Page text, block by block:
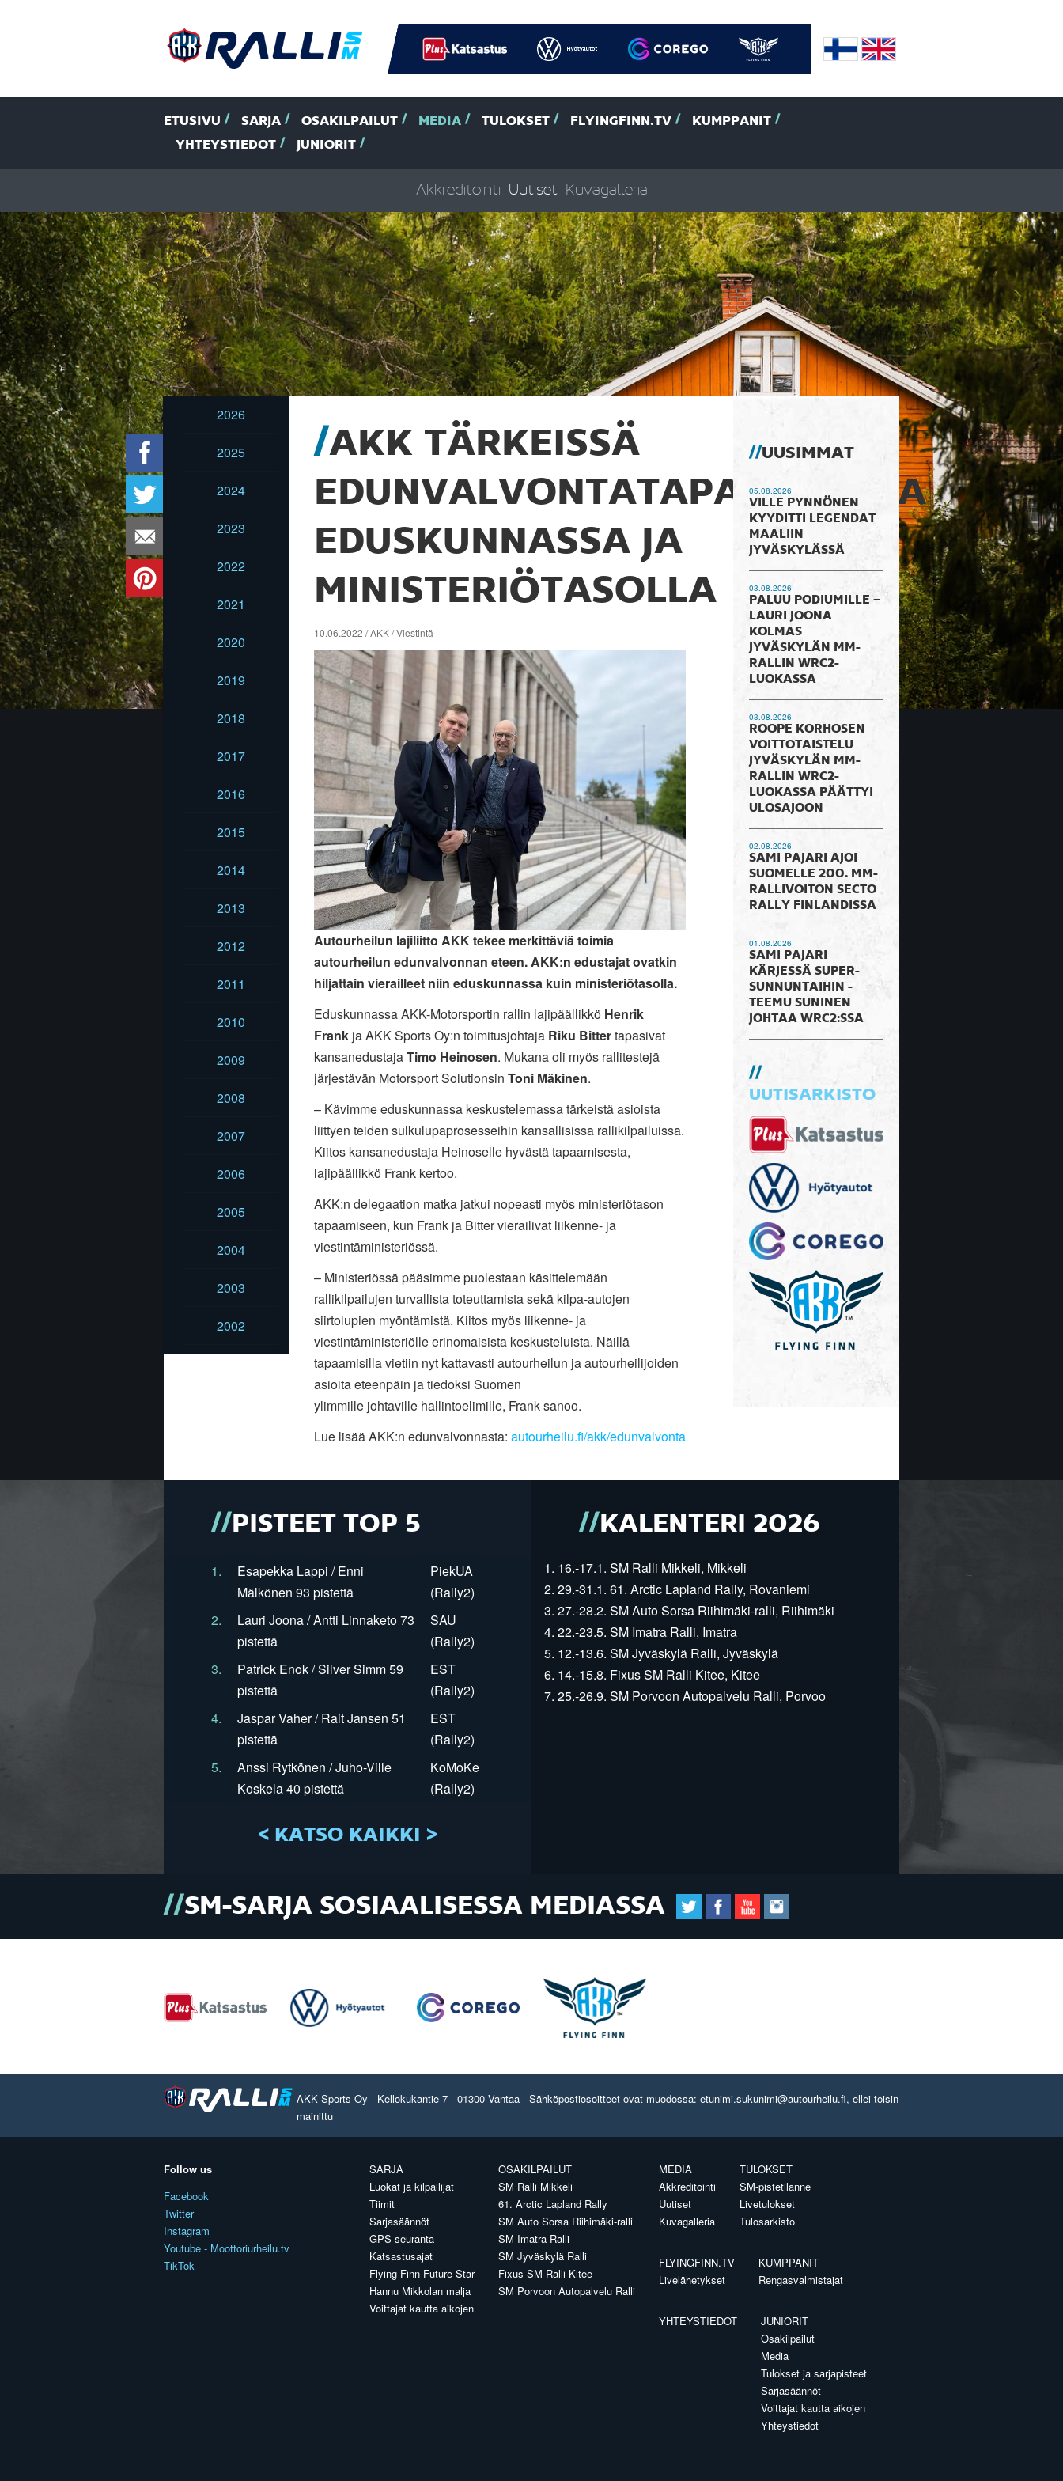
ETUSIVU SARJA OSAKILPAILUT MEDIA TULOKSET FLYINGFINN.TV
KUMPPANIT
YHTEYSTIEDOT
JUNIORIT
Akkreditointi Uutiset Kuvagalleria
2026
2025
2024
2023
2022
2021
2020
2019
2018
2017
2016
2015
2014
2013
2012
2011
2010
2009
2008
2007
2006
2005
2004
2003
2002
AKK TÄRKEISSÄ
EDUNVALVONTATAPAAMISISSA
EDUSKUNNASSA JA
MINISTERIÖTASOLLA
10.06.2022 / AKK / Viestintä
Autourheilun lajiliitto AKK tekee merkittäviä toimia
autourheilun edunvalvonnan eteen. AKK:n edustajat ovatkin
hiljattain vierailleet niin eduskunnassa kuin ministeriötasolla.
Eduskunnassa AKK-Motorsportin rallin lajipäällikkö Henrik
Frankja AKK Sports Oy:n toimitusjohtaja Riku Bittertapasivat
kansanedustajaTimo Heinosen. Mukana oli myös rallitestejä
järjestävän Motorsport Solutionsin Toni Mäkinen.
– Kävimme eduskunnassa keskustelemassa tärkeistä asioista
liittyen teiden sulkulupaprosesseihin kansallisissa rallikilpailuissa.
Kiitos kansanedustaja Heinoselle hyvästä tapaamisesta,
lajipäällikkö Frank kertoo.
AKK:n delegaation matka jatkui nopeasti myös ministeriötason
tapaamiseen, kun Frank ja Bitter vierailivat liikenne- ja
viestintäministeriössä.
– Ministeriössä pääsimme puolestaan käsittelemään
rallikilpailujen turvallista toteuttamista sekä kilpa-autojen
siirtolupien myöntämistä. Kiitos myös liikenne- ja
viestintäministeriölle erinomaisista keskusteluista. Näillä
tapaamisilla vietiin nyt kattavasti autourheilun ja autourheilijoiden
asioita eteenpäin ja tiedoksi Suomen
ylimmille johtaville hallintoelimille, Frank sanoo.
Lue lisää AKK:n edunvalvonnasta: autourheilu.fi/akk/edunvalvonta
UUSIMMAT
05.08.2026
VILLE PYNNÖNEN
KYYDITTI LEGENDAT
MAALIIN
JYVÄSKYLÄSSÄ
03.08.2026
PALUU PODIUMILLE –
LAURI JOONA
KOLMAS
JYVÄSKYLÄN MM-
RALLIN WRC2-
LUOKASSA
03.08.2026
ROOPE KORHOSEN
VOITTOTAISTELU
JYVÄSKYLÄN MM-
RALLIN WRC2-
LUOKASSA PÄÄTTYI
ULOSAJOON
02.08.2026
SAMI PAJARI AJOI
SUOMELLE 200. MM-
RALLIVOITON SECTO
RALLY FINLANDISSA
01.08.2026
SAMI PAJARI
KÄRJESSÄ SUPER-
SUNNUNTAIHIN -
TEEMU SUNINEN
JOHTAA WRC2:SSA
UUTISARKISTO
PISTEET TOP 5
1.
Esapekka Lappi / Enni
Mälkönen 93 pistettä
PiekUA
(Rally2)
2.
Lauri Joona / Antti Linnaketo 73
pistettä
SAU
(Rally2)
3.
Patrick Enok / Silver Simm 59
pistettä
EST
(Rally2)
4.
Jaspar Vaher / Rait Jansen 51
pistettä
EST
(Rally2)
5.
Anssi Rytkönen / Juho-Ville
Koskela 40 pistettä
KoMoKe
(Rally2)
< KATSO KAIKKI >
KALENTERI 2026
1. 16.-17.1. SM Ralli Mikkeli, Mikkeli
2. 29.-31.1. 61. Arctic Lapland Rally, Rovaniemi
3. 27.-28.2. SM Auto Sorsa Riihimäki-ralli, Riihimäki
4. 22.-23.5. SM Imatra Ralli, Imatra
5. 12.-13.6. SM Jyväskylä Ralli, Jyväskylä
6. 14.-15.8. Fixus SM Ralli Kitee, Kitee
7. 25.-26.9. SM Porvoon Autopalvelu Ralli, Porvoo
SM-SARJA SOSIAALISESSA MEDIASSA
AKK Sports Oy - Kellokukantie 7 - 01300 Vantaa - Sähköpostiosoitteet ovat muodossa: etunimi.sukunimi@autourheilu.fi, ellei toisin
mainittu
Follow us
Facebook
Twitter
Instagram
Youtube - Moottoriurheilu.tv
TikTok
SARJA
Luokat ja kilpailijat
Tiimit
Sarjasäännöt
GPS-seuranta
Katsastusajat
Flying Finn Future Star
Hannu Mikkolan malja
Voittajat kautta aikojen
OSAKILPAILUT
SM Ralli Mikkeli
61. Arctic Lapland Rally
SM Auto Sorsa Riihimäki-ralli
SM Imatra Ralli
SM Jyväskylä Ralli
Fixus SM Ralli Kitee
SM Porvoon Autopalvelu Ralli
MEDIA
Akkreditointi
Uutiset
Kuvagalleria
TULOKSET
SM-pistetilanne
Livetulokset
Tulosarkisto
FLYINGFINN.TV
Livelähetykset
KUMPPANIT
Rengasvalmistajat
YHTEYSTIEDOT
JUNIORIT
Osakilpailut
Media
Tulokset ja sarjapisteet
Sarjasäännöt
Voittajat kautta aikojen
Yhteystiedot